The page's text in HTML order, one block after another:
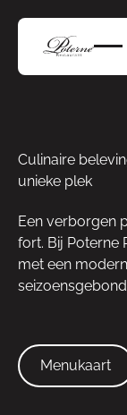
Culinaire
unieke plek
Een verborgen
fort. Bij Poterne
met een
Menukaart